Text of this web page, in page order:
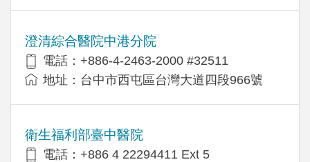
澄清綜合醫院中港分院
電話：+886-4-2463-2000 #32511
地址：台中市西屯區台灣大道四段966號
衛生福利部臺中醫院
電話：+886 4 22294411 Ext 5